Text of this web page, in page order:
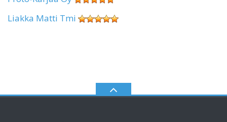
Liakka Matti Tmi